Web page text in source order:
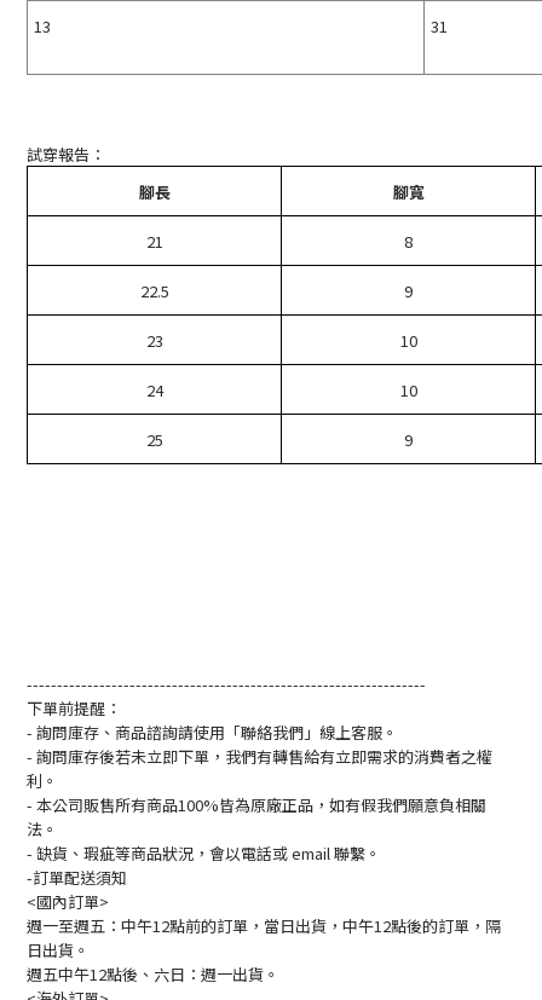
13 31
試穿報告：
腳長
腳寬
21 8
22.5 9
23 10
24 10
25 9
------------------------------------------------------------------
下單前提醒：
- 詢問庫存、商品諮詢請使用「聯絡我們」線上客服。
- 詢問庫存後若未立即下單，我們有轉售給有立即需求的消費者之權
利。
- 本公司販售所有商品100%皆為原廠正品，如有假我們願意負相關
法。
- 缺貨、瑕疵等商品狀況，會以電話或 email 聯繫。
-訂單配送須知
<國內訂單>
週一至週五：中午12點前的訂單，當日出貨，中午12點後的訂單，隔
日出貨。
週五中午12點後、六日：週一出貨。